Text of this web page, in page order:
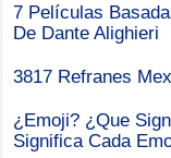
7 Películas
De Dante Alighieri
3817 Refranes
¿Emoji? ¿Que
Significa Cada